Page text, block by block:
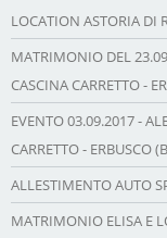
LOCATION ASTORIA DI
MATRIMONIO DEL
CASCINA CARRETTO -
EVENTO 03.09.2017 -
CARRETTO - ERBUSCO
ALLESTIMENTO AUTO
MATRIMONIO ELISA E